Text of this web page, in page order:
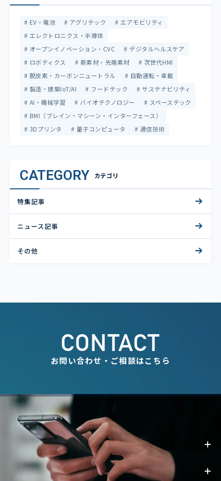
EV・電池 アグリテック
エアモビリティ
エレクトロニクス・半導体
オープンイノベーション・CVC
デジタルヘルスケア
ロボティクス
新素材・先端素材
次世代HMI
脱炭素・カーボンニュートラル
自動運転・車載
製造・建築IoT/AI
フードテック
サステナビリティ
AI・機械学習
バイオテクノロジー
スペーステック
BMI（ブレイン・マシーン・インターフェース）
3Dプリンタ
量子コンピュータ 通信技術
CATEGORY カテゴリ
特集記事
ニュース記事
その他
CONTACT
お問い合わせ・ご相談はこちら
事業内容
お知らせ